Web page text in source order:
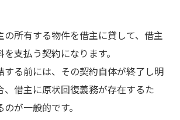
の所有する物件を借主に貸して、借主
支払う契約になります。
する前には、その契約自体が終了し明
、借主に原状回復義務が存在するた
が一般的です。